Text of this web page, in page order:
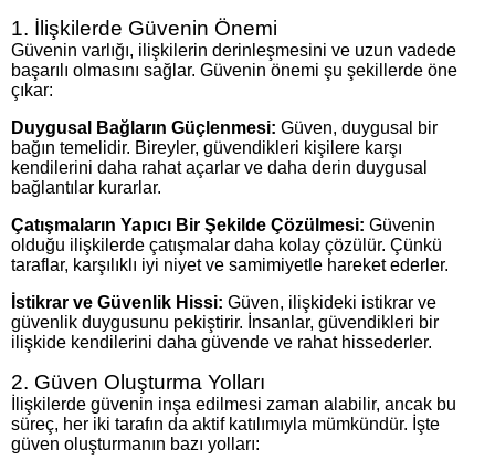
1. İlişkilerde Güvenin Önemi
Güvenin varlığı, ilişkilerin derinleşmesini ve uzun vadede
başarılı olmasını sağlar. Güvenin önemi şu şekillerde öne
çıkar:
Duygusal Bağların Güçlenmesi: Güven, duygusal bir
bağın temelidir. Bireyler, güvendikleri kişilere karşı
kendilerini daha rahat açarlar ve daha derin duygusal
bağlantılar kurarlar.
Çatışmaların Yapıcı Bir Şekilde Çözülmesi: Güvenin
olduğu ilişkilerde çatışmalar daha kolay çözülür. Çünkü
taraflar, karşılıklı iyi niyet ve samimiyetle hareket ederler.
İstikrar ve Güvenlik Hissi: Güven, ilişkideki istikrar ve
güvenlik duygusunu pekiştirir. İnsanlar, güvendikleri bir
ilişkide kendilerini daha güvende ve rahat hissederler.
2. Güven Oluşturma Yolları
İlişkilerde güvenin inşa edilmesi zaman alabilir, ancak bu
süreç, her iki tarafın da aktif katılımıyla mümkündür. İşte
güven oluşturmanın bazı yolları: